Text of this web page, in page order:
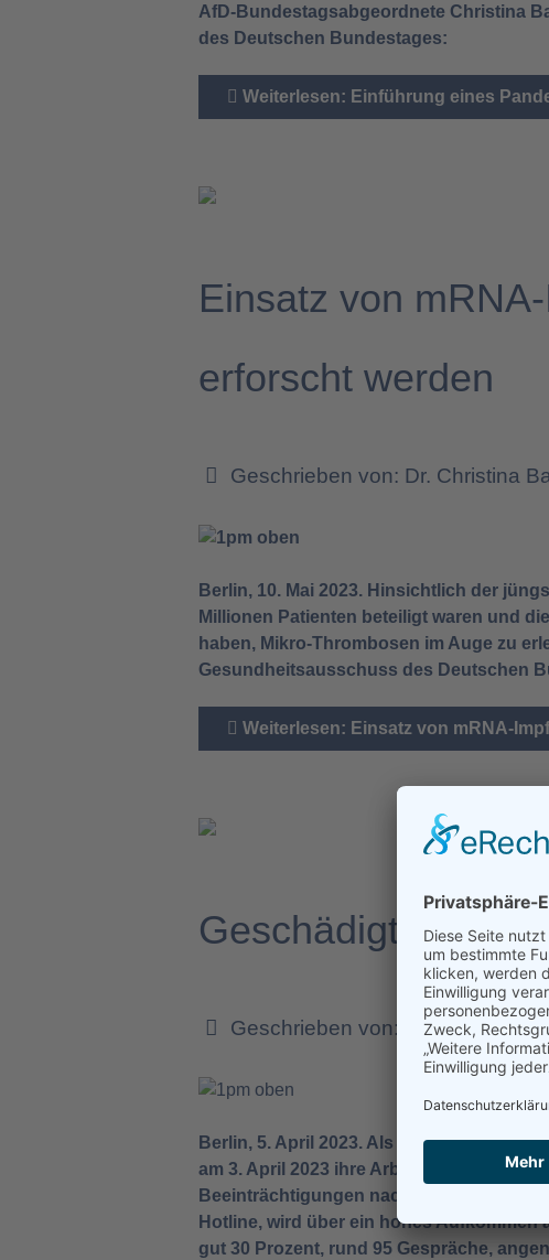
AfD-Bundestagsabgeordnete Christina
des Deutschen Bundestages:
Weiterlesen: Einführung eines
Einsatz von
erforscht werden
Geschrieben von: Dr. Christina
Berlin, 10. Mai 2023. Hinsichtlich der
Millionen Patienten beteiligt waren und
haben, Mikro-Thrombosen im Auge zu
Gesundheitsausschuss des Deutschen
Weiterlesen: Einsatz von mRNA-
Geschädigte der
Geschrieben von: Dr. Christina
Berlin, 5. April 2023. Als erstes
am 3. April 2023 ihre Arbeit aufnahm.
Beeinträchtigungen nach der Corona-
Hotline, wird über ein hohes
gut 30 Prozent, rund 95 Gespräche,